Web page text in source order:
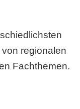
regionalen
Fachthemen.